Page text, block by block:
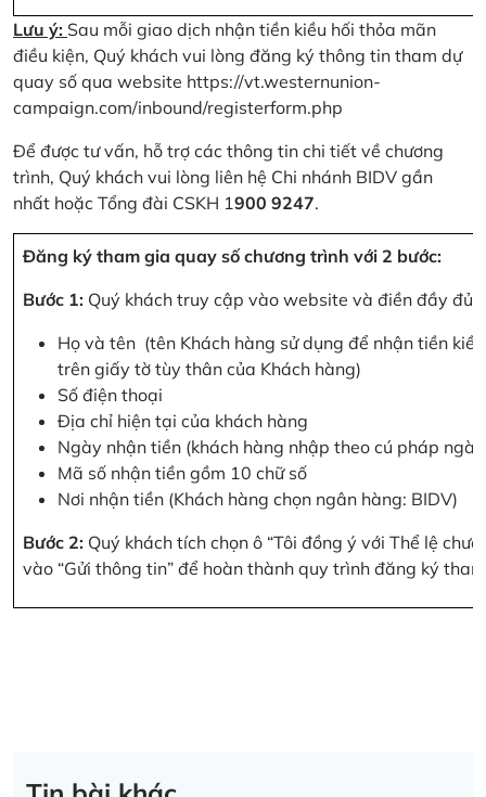
Lưu ý: Sau mỗi giao dịch nhận tiền kiều hối thỏa mãn
điều kiện, Quý khách vui lòng đăng ký thông tin tham dự
quay số qua website https://vt.westernunion-
campaign.com/inbound/registerform.php
Để được tư vấn, hỗ trợ các thông tin chi tiết về chương
trình, Quý khách vui lòng liên hệ Chi nhánh BIDV gần
nhất hoặc Tổng đài CSKH 1900 9247.
Đăng ký tham gia quay số chương trình với 2 bước:
Bước 1: Quý khách truy cập vào website và điền đầy đủ
Họ và tên (tên Khách hàng sử dụng để nhận tiền
trên giấy tờ tùy thân của Khách hàng)
Số điện thoại
Địa chỉ hiện tại của khách hàng
Ngày nhận tiền (khách hàng nhập theo cú pháp
Mã số nhận tiền gồm 10 chữ số
Nơi nhận tiền (Khách hàng chọn ngân hàng: BIDV)
Bước 2: Quý khách tích chọn ô “Tôi đồng ý với Thể lệ
vào “Gửi thông tin” để hoàn thành quy trình đăng ký